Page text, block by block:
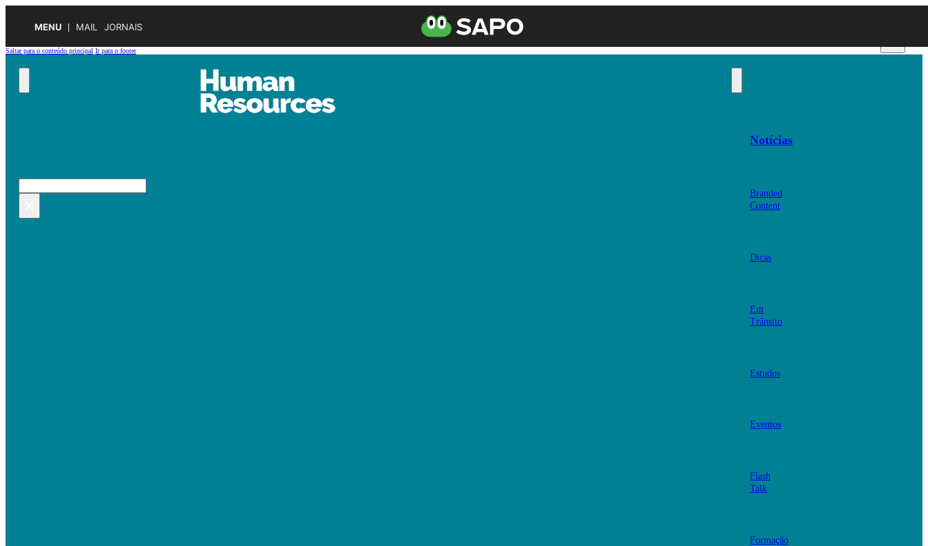
MENU MAIL JORNAIS
Saltar para o conteúdo principal Ir para o footer
Pesquisar
Notícias
Branded
Content
Dicas
Em
Trânsito
Estudos
Eventos
Flash
Talk
Formação